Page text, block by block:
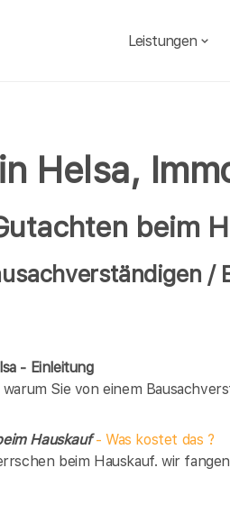
Leistungen
Helsa,
beim
/
- Einleitung
Sie von einem
Hauskauf- Was kostet das ?
beim Hauskauf. wir